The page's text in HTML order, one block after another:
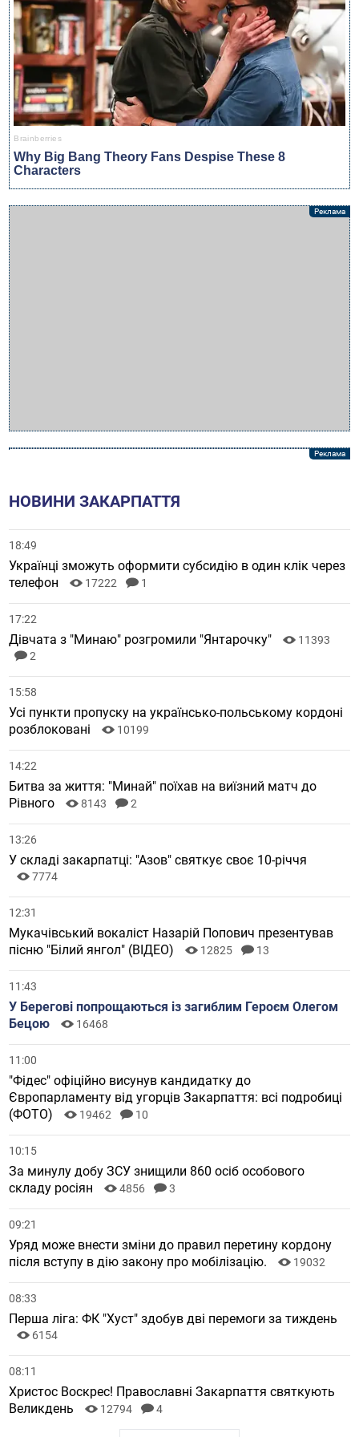
НОВИНИ ЗАКАРПАТТЯ
18:49
Українці зможуть оформити субсидію в один клік через
телефон
17222 1
17:22
Дівчата з "Минаю" розгромили "Янтарочку"
11393
2
15:58
Усі пункти пропуску на українсько-польському кордоні
розблоковані
10199
14:22
Битва за життя: "Минай" поїхав на виїзний матч до
Рівного
8143 2
13:26
У складі закарпатці: "Азов" святкує своє 10-річчя
7774
12:31
Мукачівський вокаліст Назарій Попович презентував
пісню "Білий янгол" (ВІДЕО)
12825 13
11:43
У Берегові попрощаються із загиблим Героєм Олегом
Бецою
16468
11:00
"Фідес" офіційно висунув кандидатку до
Європарламенту від угорців Закарпаття: всі подробиці
(ФОТО)
19462 10
10:15
За минулу добу ЗСУ знищили 860 осіб особового
складу росіян
4856 3
09:21
Уряд може внести зміни до правил перетину кордону
після вступу в дію закону про мобілізацію.
19032
08:33
Перша ліга: ФК "Хуст" здобув дві перемоги за тиждень
6154
08:11
Христос Воскрес! Православні Закарпаття святкують
Великдень
12794 4